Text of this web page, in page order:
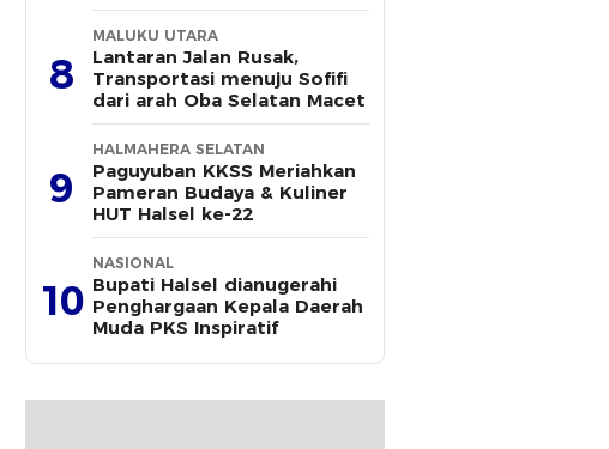
8
MALUKU UTARA
Lantaran Jalan Rusak,
Transportasi menuju Sofifi
dari arah Oba Selatan Macet
9
HALMAHERA SELATAN
Paguyuban KKSS Meriahkan
Pameran Budaya & Kuliner
HUT Halsel ke-22
10
NASIONAL
Bupati Halsel dianugerahi
Penghargaan Kepala Daerah
Muda PKS Inspiratif